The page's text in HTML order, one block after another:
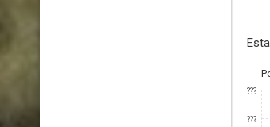
???
???